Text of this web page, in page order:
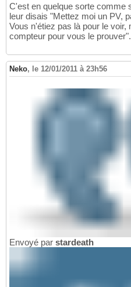
C'est en quelque sorte comme
leur disais "Mettez moi un PV,
Vous n'étiez pas là pour le voir,
compteur pour vous le prouver".
Neko, le 12/01/2011 à 23h56
Envoyé par stardeath